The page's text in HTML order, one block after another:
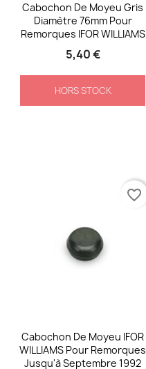
Cabochon De Moyeu Gris
Diamètre 76mm Pour
Remorques IFOR WILLIAMS
5,40 €
HORS STOCK
Cabochon De Moyeu IFOR
WILLIAMS Pour Remorques
Jusqu'à Septembre 1992
favorite_border